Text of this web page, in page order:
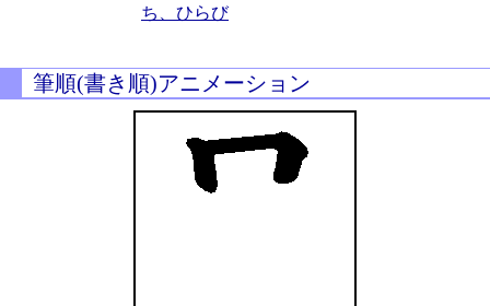
ち、ひらび
筆順(書き順)アニメーション